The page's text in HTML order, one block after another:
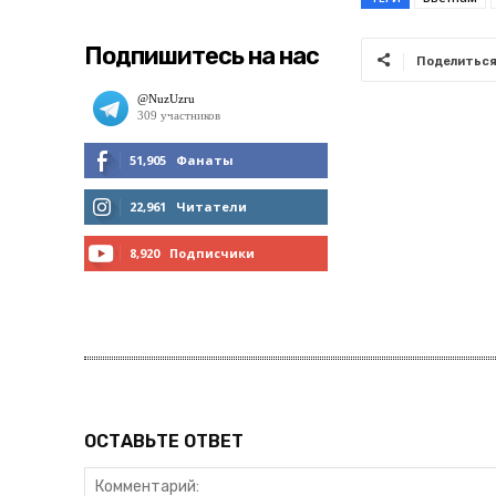
Подпишитесь на нас
51,905 Фанаты
МНЕ НРАВИТСЯ
22,961 Читатели
8,920 Подписчики
Поделиться
ОСТАВЬТЕ ОТВЕТ